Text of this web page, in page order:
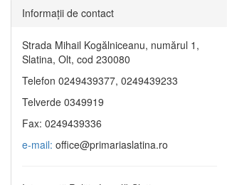
Informaţii de contact
Strada Mihail Kogălniceanu, numărul 1,
Slatina, Olt, cod 230080
Telefon 0249439377, 0249439233
Telverde 0349919
Fax: 0249439336
e-mail: office@primariaslatina.ro